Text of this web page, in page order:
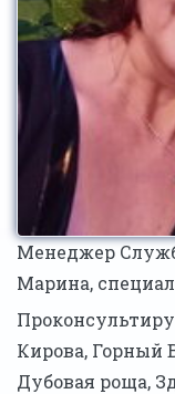
Менеджер
Марина,
Кирова, Горный
Дубовая роща,